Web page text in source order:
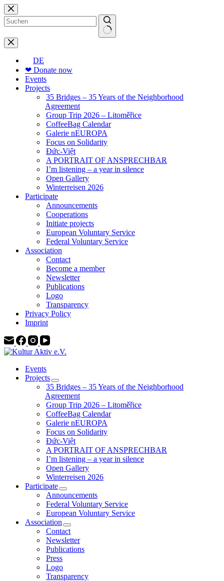
Skip
to
content
No
results
DE
❤ Donate now
Events
Projects
35 Bridges – 35 Years of the Neighborhood
Agreement
Group Trip 2026 – Litoměřice
CoffeeBag Calendar
Galerie nEUROPA
Focus on Solidarity
Đức-Việt
A PORTRAIT OF ANSPRECHBAR
I’m listening – a year in silence
Open Gallery
Winterreisen 2026
Participate
Announcements
Cooperations
Initiate projects
European Voluntary Service
Federal Voluntary Service
Association
Contact
Become a member
Newsletter
Publications
Logo
Transparency
Privacy Policy
Imprint
Events
Projects
35 Bridges – 35 Years of the Neighborhood
Agreement
Group Trip 2026 – Litoměřice
CoffeeBag Calendar
Galerie nEUROPA
Focus on Solidarity
Đức-Việt
A PORTRAIT OF ANSPRECHBAR
I’m listening – a year in silence
Open Gallery
Winterreisen 2026
Participate
Announcements
Federal Voluntary Service
European Voluntary Service
Association
Contact
Newsletter
Publications
Press
Logo
Transparency